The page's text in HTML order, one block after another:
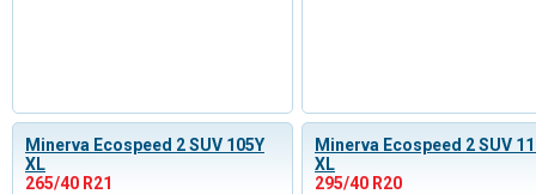
Minerva Ecospeed 2 SUV 105Y
XL
265/40 R21
Minerva Ecospeed 2 SUV
XL
295/40 R20